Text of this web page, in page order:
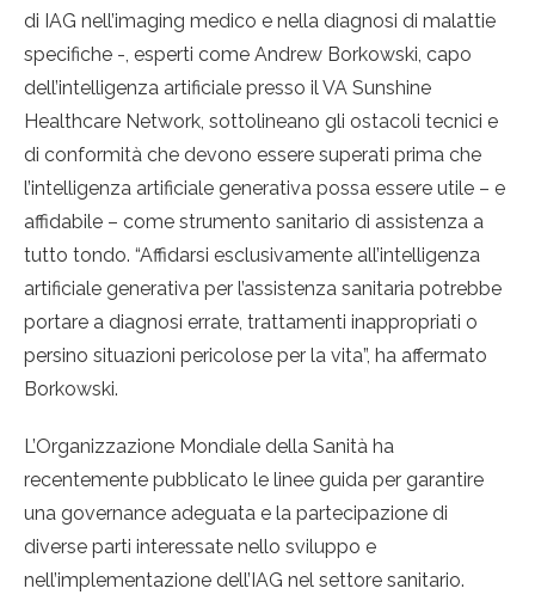
di IAG nell’imaging medico e nella diagnosi di malattie
specifiche -, esperti come Andrew Borkowski, capo
dell’intelligenza artificiale presso il VA Sunshine
Healthcare Network, sottolineano gli ostacoli tecnici e
di conformità che devono essere superati prima che
l’intelligenza artificiale generativa possa essere utile – e
affidabile – come strumento sanitario di assistenza a
tutto tondo. “Affidarsi esclusivamente all’intelligenza
artificiale generativa per l’assistenza sanitaria potrebbe
portare a diagnosi errate, trattamenti inappropriati o
persino situazioni pericolose per la vita”, ha affermato
Borkowski.
L’Organizzazione Mondiale della Sanità ha
recentemente pubblicato le linee guida per garantire
una governance adeguata e la partecipazione di
diverse parti interessate nello sviluppo e
nell’implementazione dell’IAG nel settore sanitario.